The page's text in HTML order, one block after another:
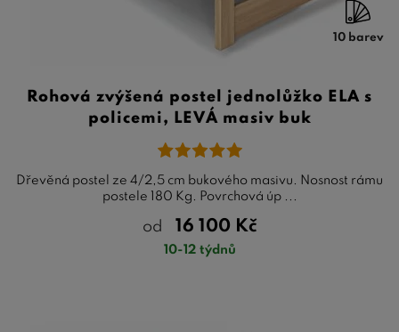
10 barev
Rohová zvýšená postel jednolůžko ELA s
policemi, LEVÁ masiv buk
Dřevěná postel ze 4/2,5 cm bukového masivu. Nosnost rámu
postele 180 Kg. Povrchová úp ...
od 16 100 Kč
10-12 týdnů